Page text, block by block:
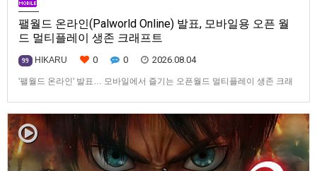
팰월드 온라인(Palworld Online) 발표, 모바일용 오픈 월
드 멀티플레이 생존 크래프트
99 HIKARU 0 0 2026.08.04
'팰월드 온라인' 발표… 모바일에서 즐기는 오픈월드 멀티플레이 생존 크래
인Pocketpair의 정식 라이선스를 받아, 글로벌 히트작 '팰월드(Palworld)'를
기반으로 한…